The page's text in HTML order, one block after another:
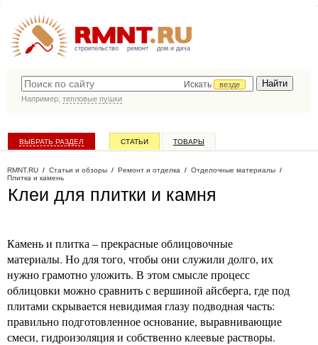
строительство ремонт дом и дача
Искать
везде
Например, тепловые пушки
ВЫБРАТЬ РАЗДЕЛ СТАТЬИ ТОВАРЫ
RMNT.RU / Статьи и обзоры / Ремонт и отделка / Отделочные материалы /
Плитка и камень
Клеи для плитки и камня
Камень и плитка – прекрасные облицовочные
материалы. Но для того, чтобы они служили долго, их
нужно грамотно уложить. В этом смысле процесс
облицовки можно сравнить с вершиной айсберга, где под
плитами скрывается невидимая глазу подводная часть:
правильно подготовленное основание, выравнивающие
смеси, гидроизоляция и собственно клеевые растворы.